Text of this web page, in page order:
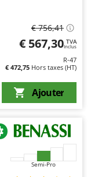
€ 756,41
€ 567,30 TVA
Inclus
R-47
€ 472,75 Hors taxes (HT)
Ajouter
Semi-Pro